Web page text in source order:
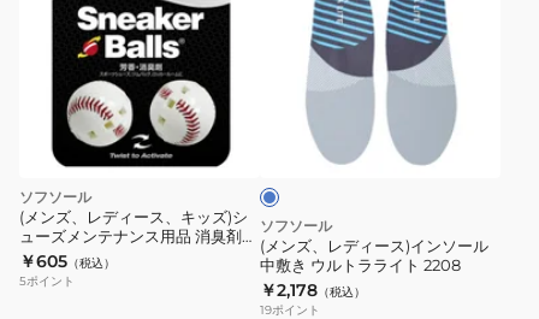
ー
220
ソフソール
(メンズ、レディース、キッズ)シ
ューズメンテナンス用品 消臭剤
スニーカーボール 87703 ベース
ボール
￥605 （税込）
5ポイント
イ
ン
ソ
ー
ル
ラ
イ
ト
ル
ー ソフソール
(メンズ、レディース)インソール
中敷き ウルトラライト 2208
￥2,178 （税込）
19ポイント